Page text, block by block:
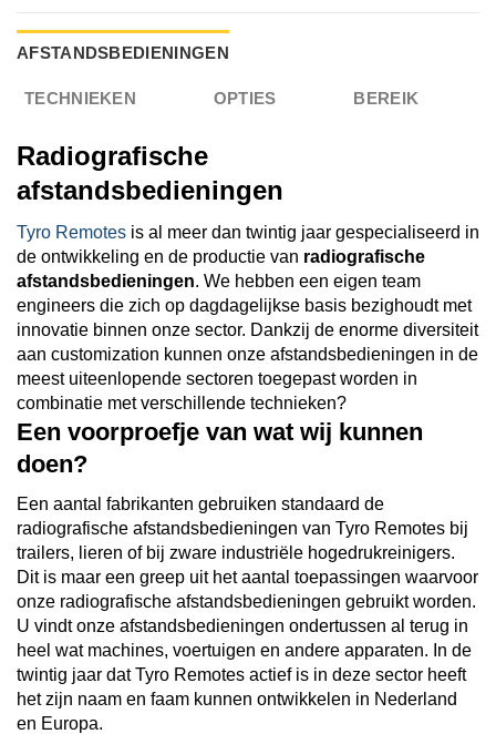
AFSTANDSBEDIENINGEN
TECHNIEKEN OPTIES BEREIK
Radiografische
afstandsbedieningen
Tyro Remotes is al meer dan twintig jaar gespecialiseerd in
de ontwikkeling en de productie van radiografische
afstandsbedieningen. We hebben een eigen team
engineers die zich op dagdagelijkse basis bezighoudt met
innovatie binnen onze sector. Dankzij de enorme diversiteit
aan customization kunnen onze afstandsbedieningen in de
meest uiteenlopende sectoren toegepast worden in
combinatie met verschillende technieken?
Een voorproefje van wat wij kunnen
doen?
Een aantal fabrikanten gebruiken standaard de
radiografische afstandsbedieningen van Tyro Remotes bij
trailers, lieren of bij zware industriële hogedrukreinigers.
Dit is maar een greep uit het aantal toepassingen waarvoor
onze radiografische afstandsbedieningen gebruikt worden.
U vindt onze afstandsbedieningen ondertussen al terug in
heel wat machines, voertuigen en andere apparaten. In de
twintig jaar dat Tyro Remotes actief is in deze sector heeft
het zijn naam en faam kunnen ontwikkelen in Nederland
en Europa.